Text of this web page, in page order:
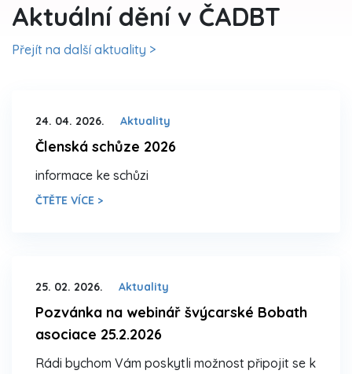
Aktuální dění v ČADBT
Přejít na další aktuality >
24. 04. 2026. Aktuality
Členská schůze 2026
informace ke schůzi
ČTĚTE VÍCE >
25. 02. 2026. Aktuality
Pozvánka na webinář švýcarské Bobath
asociace 25.2.2026
Rádi bychom Vám poskytli možnost připojit se k